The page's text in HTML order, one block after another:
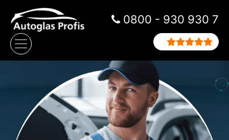
Zum Inhalt springen
Hauptnavigation
0800 - 930 930 7